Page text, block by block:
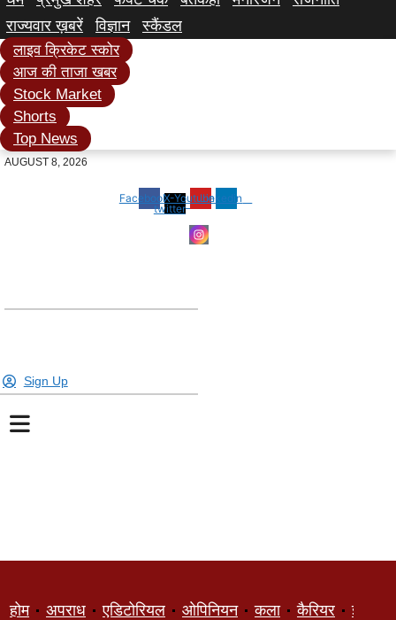
राज्यवार ख़बरें
विज्ञान स्कैंडल
लाइव क्रिकेट स्कोर
आज की ताजा खबर
Stock Market
Shorts
Top News
AUGUST 8, 2026
FacebookX-
twitter
YoutubeLinkedin
Sign Up
होम अपराध एडिटोरियल ओपिनियन कला कैरियर ज्ञान